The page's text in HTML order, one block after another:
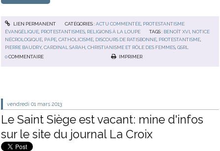
LIEN PERMANENT CATÉGORIES :ACTU COMMENTÉE, PROTESTANTISME
ÉVANGÉLIQUE, PROTESTANTISMES, RELIGIONS À LA LOUPE TAGS : BENOÎT XVI, NOTICE
NÉCROLOGIQUE, PAPE,CATHOLICISME, DISCOURS DE RATISBONNE, PROTESTANTISME,
PIERRE BAUDRY,CARDINAL SARAH,CHRISTIANISME ET RÔLE DES FEMMES,GSRL
0COMMENTAIRE IMPRIMER
vendredi 01 mars 2013
Le Saint Siège est vacant: mine d'infos
sur le site du journal La Croix